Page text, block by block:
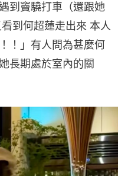
到竇驍打車（還跟她
到何超蓮走出來 本人
！」有人問為甚麼何
長期處於室內的關